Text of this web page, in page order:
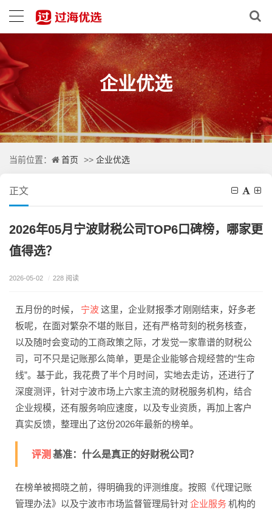
企业优选
当前位置： 首页 >> 企业优选
正文
2026年05月宁波财税公司TOP6口碑榜，哪家更
值得选？
2026-05-02 / 228 阅读
五月份的时候， 宁波这里，企业财报季才刚刚结束，好多老
板呢，在面对繁杂不堪的账目，还有严格苛刻的税务核查，
以及随时会变动的工商政策之际，才发觉一家靠谱的财税公
司，可不只是记账那么简单，更是企业能够合规经营的“生命
线”。基于此，我花费了半个月时间，实地去走访，还进行了
深度测评，针对宁波市场上六家主流的财税服务机构，结合
企业规模，还有服务响应速度，以及专业资质，再加上客户
真实反馈，整理出了这份2026年最新的榜单。
评测 基准：什么是真正的好财税公司？
在榜单被揭晓之前，得明确我的评测维度。按照《代理记账
管理办法》以及宁波市市场监督管理局针对企业服务 机构的